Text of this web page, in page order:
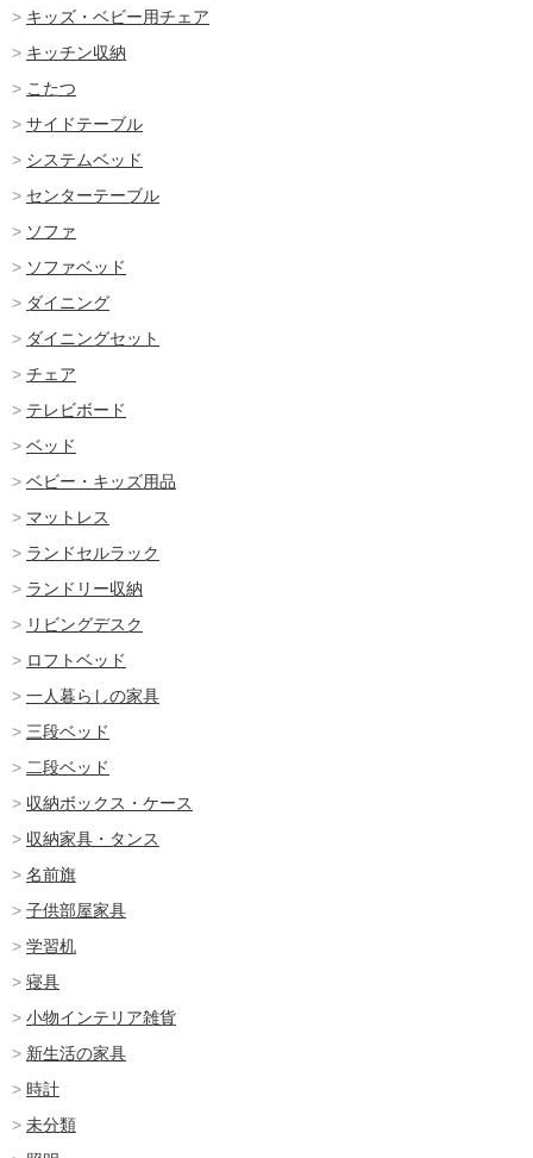
キッズ・ベビー用チェア
キッチン収納
こたつ
サイドテーブル
システムベッド
センターテーブル
ソファ
ソファベッド
ダイニング
ダイニングセット
チェア
テレビボード
ベッド
ベビー・キッズ用品
マットレス
ランドセルラック
ランドリー収納
リビングデスク
ロフトベッド
一人暮らしの家具
三段ベッド
二段ベッド
収納ボックス・ケース
収納家具・タンス
名前旗
子供部屋家具
学習机
寝具
小物インテリア雑貨
新生活の家具
時計
未分類